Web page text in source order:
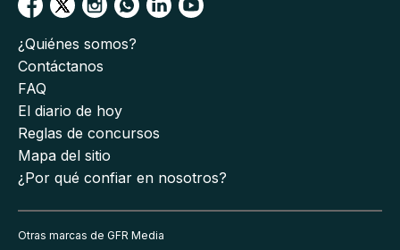
¿Quiénes somos?
Contáctanos
FAQ
El diario de hoy
Reglas de concursos
Mapa del sitio
¿Por qué confiar en nosotros?
Otras marcas de GFR Media